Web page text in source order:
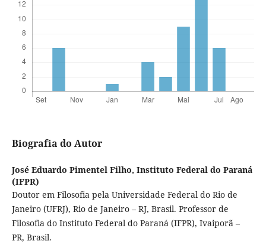
Biografia do Autor
José Eduardo Pimentel Filho, Instituto Federal do Paraná
(IFPR)
Doutor em Filosofia pela Universidade Federal do Rio de
Janeiro (UFRJ), Rio de Janeiro – RJ, Brasil. Professor de
Filosofia do Instituto Federal do Paraná (IFPR), Ivaiporã –
PR, Brasil.